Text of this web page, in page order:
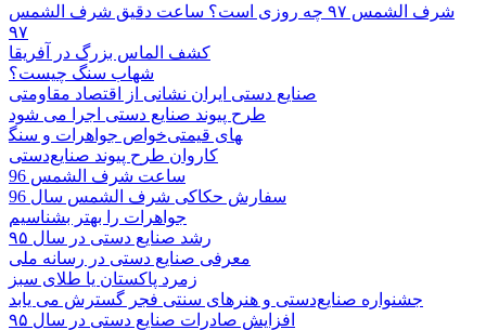
شرف الشمس ۹۷ چه روزی است؟ ساعت دقیق شرف الشمس
۹۷
کشف الماس بزرگ در آفریقا
شهاب سنگ چیست؟
صنایع دستی ایران نشانی از اقتصاد مقاومتی
طرح پیوند صنایع دستی اجرا می شود
خواص جواهرات و سنگ‎های قیمتی
کاروان طرح پیوند صنایع‌دستی
ساعت شرف الشمس 96
سفارش حکاکی شرف الشمس سال 96
جواهرات را بهتر بشناسیم
رشد صنایع دستی در سال ۹۵
معرفی صنایع دستی در رسانه ملی
زمرد پاکستان یا طلای سبز
جشنواره صنایع‌دستی و هنرهای سنتی فجر گسترش می یابد
افزایش صادرات صنایع دستی در سال ۹۵